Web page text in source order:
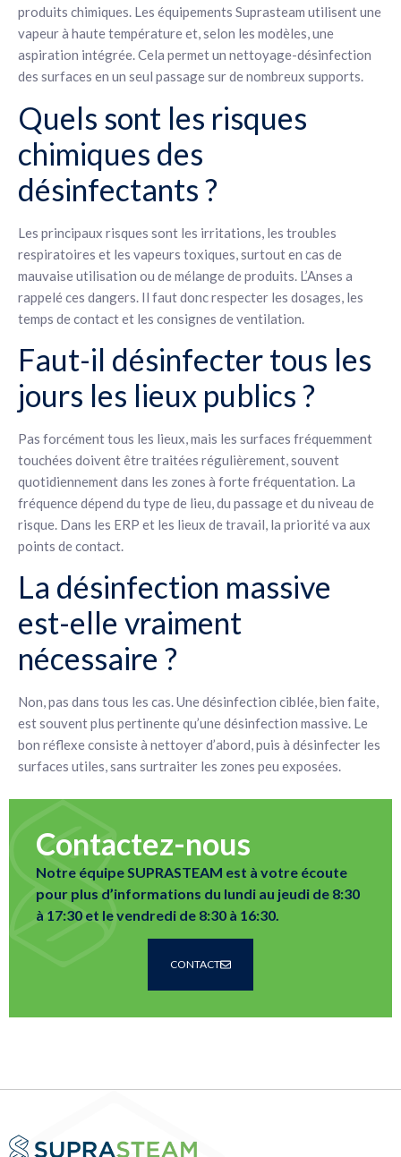
produits chimiques. Les équipements Suprasteam utilisent une
vapeur à haute température et, selon les modèles, une
aspiration intégrée. Cela permet un nettoyage-désinfection
des surfaces en un seul passage sur de nombreux supports.
Quels sont les risques
chimiques des
désinfectants ?
Les principaux risques sont les irritations, les troubles
respiratoires et les vapeurs toxiques, surtout en cas de
mauvaise utilisation ou de mélange de produits. L’Anses a
rappelé ces dangers. Il faut donc respecter les dosages, les
temps de contact et les consignes de ventilation.
Faut-il désinfecter tous les
jours les lieux publics ?
Pas forcément tous les lieux, mais les surfaces fréquemment
touchées doivent être traitées régulièrement, souvent
quotidiennement dans les zones à forte fréquentation. La
fréquence dépend du type de lieu, du passage et du niveau de
risque. Dans les ERP et les lieux de travail, la priorité va aux
points de contact.
La désinfection massive
est-elle vraiment
nécessaire ?
Non, pas dans tous les cas. Une désinfection ciblée, bien faite,
est souvent plus pertinente qu’une désinfection massive. Le
bon réflexe consiste à nettoyer d’abord, puis à désinfecter les
surfaces utiles, sans surtraiter les zones peu exposées.
Contactez-nous
Notre équipe SUPRASTEAM est à votre écoute
pour plus d’informations du lundi au jeudi de 8:30
à 17:30 et le vendredi de 8:30 à 16:30.
CONTACT